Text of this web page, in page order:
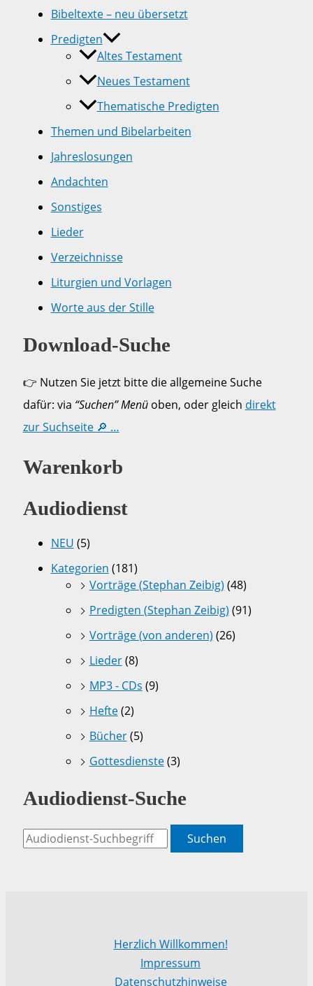
Bibeltexte – neu übersetzt
Predigten
Altes Testament
Neues Testament
Thematische Predigten
Themen und Bibelarbeiten
Jahreslosungen
Andachten
Sonstiges
Lieder
Verzeichnisse
Liturgien und Vorlagen
Worte aus der Stille
Download-Suche
👉 Nutzen Sie jetzt bitte die allgemeine Suche
dafür: via “Suchen” Menüoben, oder gleich direkt
zur Suchseite 🔎 …
Warenkorb
Audiodienst
NEU (5)
Kategorien (181)
Vorträge (Stephan Zeibig) (48)
Predigten (Stephan Zeibig) (91)
Vorträge (von anderen) (26)
Lieder(8)
MP3 - CDs (9)
Hefte(2)
Bücher(5)
Gottesdienste(3)
Audiodienst-Suche
Suchen
Herzlich Willkommen!
Impressum
Datenschutzhinweise